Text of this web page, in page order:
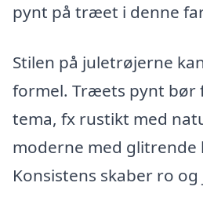
pynt på træet i denne
Stilen på juletrøjerne
formel. Træets pynt bør
tema, fx rustikt med
moderne med glitrende
Konsistens skaber ro